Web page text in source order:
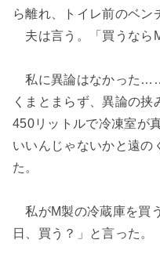
ら離れ、トイレ前のベン
夫は言う。「買うなら
私に異論はなかった
くまとまらず、異論の
450リットルで冷凍室が
いいんじゃないかと遠の
た。
私がM製の冷蔵庫を買
日、買う？」と言った。